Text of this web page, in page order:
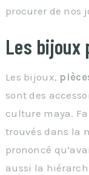
procurer de nos
Les bijoux
Les bijoux,
sont des
culture maya.
trouvés dans la
prononcé
aussi la